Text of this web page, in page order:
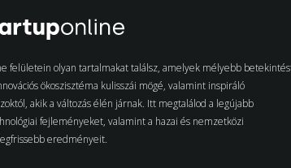
felületein olyan tartalmakat találsz, amelyek mélyebb
ökoszisztéma kulisszái mögé, valamint inspiráló
akik a változás élén járnak. Itt megtalálod a legújabb
fejleményeket, valamint a hazai és nemzetközi
eredményeit.